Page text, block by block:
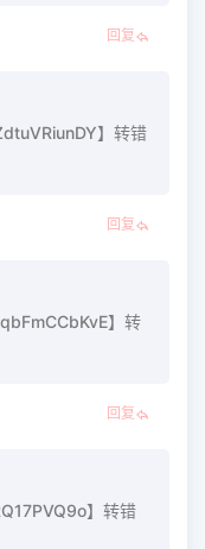
回复
】转错
回复
】转
回复
】转错